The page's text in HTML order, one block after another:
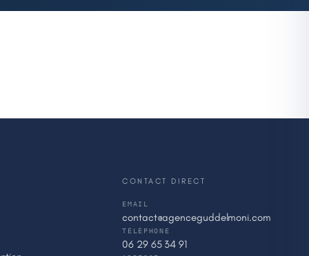
CONTACT DIRECT
EMAIL
contact@agenceguddelmoni.com
TÉLÉPHONE
06 29 65 34 91